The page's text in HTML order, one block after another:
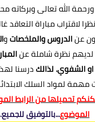
الوظيفة
إعلاميات
التعليم
الصحة
الله تعالى وبركاته
لاقتراب مباراة التعاقد
عنالدروس والملخصاتو
نظرة شاملة عن
او الشفوي. لذالكدرسنا
لمواد السلك
تحميلها من الرابط
الموضوع...بالتوفيق للجميع.